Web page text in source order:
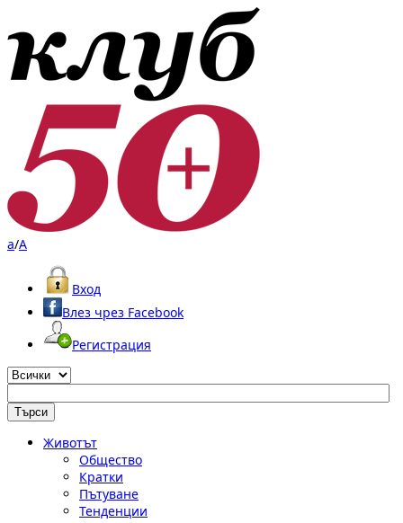
a/A
Вход
Влез чрез Facebook
Регистрация
Животът
Общество
Кратки
Пътуване
Тенденции